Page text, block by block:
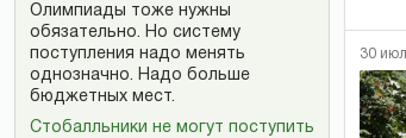
Олимпиады тоже нужны
обязательно. Но систему
поступления надо менять
однозначно. Надо больше
бюджетных мест.
Стобалльники не могут поступить
30